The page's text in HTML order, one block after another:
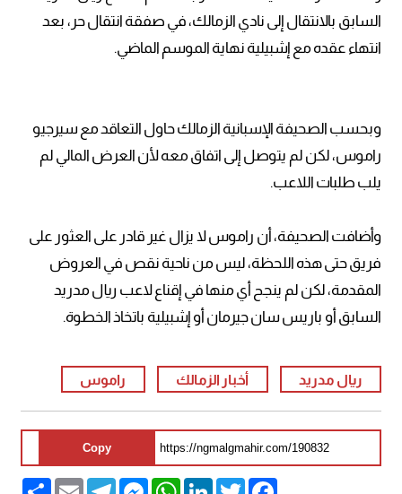
السابق بالانتقال إلى نادي الزمالك، في صفقة انتقال حر، بعد
انتهاء عقده مع إشبيلية نهاية الموسم الماضي.
وبحسب الصحيفة الإسبانية الزمالك حاول التعاقد مع سيرجيو
راموس، لكن لم يتوصل إلى اتفاق معه لأن العرض المالي لم
يلب طلبات اللاعب.
وأضافت الصحيفة، أن راموس لا يزال غير قادر على العثور على
فريق حتى هذه اللحظة، ليس من ناحية نقص في العروض
المقدمة، لكن لم ينجح أي منها في إقناع لاعب ريال مدريد
السابق أو باريس سان جيرمان أو إشبيلية باتخاذ الخطوة.
ريال مدريد أخبار الزمالك راموس
Copy
Share Email
TelegramMessengerWhatsAppLinkedInTwitter
Facebook